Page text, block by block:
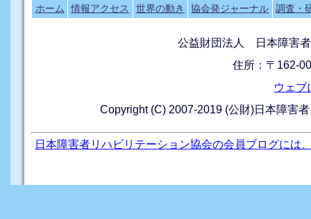
ホーム 情報アクセス 世界の動き 協会発ジャーナル 調査・
公益財団法人 日本障害
住所：〒162-
ウェブ
Copyright (C) 2007-2019 (公財)日本障害
日本障害者リハビリテーション協会の会員ブログには